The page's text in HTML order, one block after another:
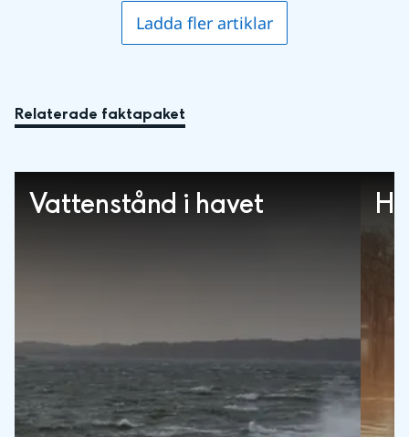
Ladda fler artiklar
Relaterade faktapaket
Vattenstånd i havet